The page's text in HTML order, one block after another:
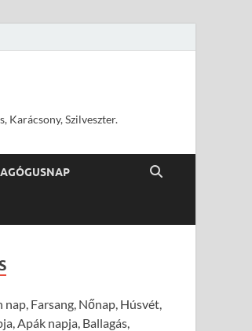
Karácsony, Szilveszter.
Farsang, Nőnap, Húsvét,
Apák napja, Ballagás,